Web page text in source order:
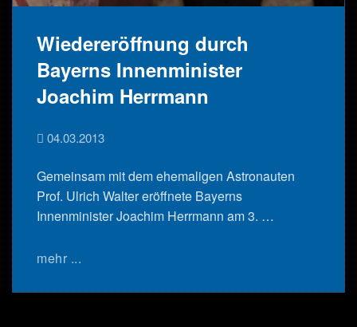
Wiedereröffnung durch
Bayerns Innenminister
Joachim Herrmann
04.03.2013
Gemeinsam mit dem ehemaligen Astronauten
Prof. Ulrich Walter eröffnete Bayerns
Innenminister Joachim Herrmann am 3. …
mehr ...